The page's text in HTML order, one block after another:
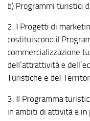
b) Programmi turistici
2. I Progetti di
costituiscono il
commercializzazione
dell’attrattività e
Turistiche e del
3. Il Programma
in ambiti di attività e in